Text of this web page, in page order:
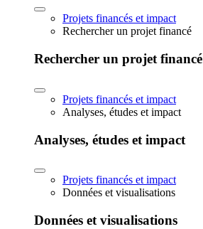
Projets financés et impact
Rechercher un projet financé
Rechercher un projet financé
Projets financés et impact
Analyses, études et impact
Analyses, études et impact
Projets financés et impact
Données et visualisations
Données et visualisations